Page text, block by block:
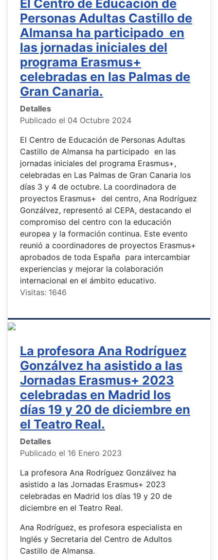
El Centro de Educación de
Personas Adultas Castillo de
Almansa ha participado en
las jornadas iniciales del
programa Erasmus+
celebradas en las Palmas de
Gran Canaria.
Detalles
Publicado el 04 Octubre 2024
El Centro de Educación de Personas Adultas
Castillo de Almansa ha participado en las
jornadas iniciales del programa Erasmus+,
celebradas en Las Palmas de Gran Canaria los
días 3 y 4 de octubre. La coordinadora de
proyectos Erasmus+ del centro, Ana Rodríguez
Gonzálvez, representó al CEPA, destacando el
compromiso del centro con la educación
europea y la formación continua. Este evento
reunió a coordinadores de proyectos Erasmus+
aprobados de toda España para intercambiar
experiencias y mejorar la colaboración
internacional en el ámbito educativo.
Visitas: 1646
La profesora Ana Rodríguez
Gonzálvez ha asistido a las
Jornadas Erasmus+ 2023
celebradas en Madrid los
días 19 y 20 de diciembre en
el Teatro Real.
Detalles
Publicado el 16 Enero 2023
La profesora Ana Rodríguez Gonzálvez ha
asistido a las Jornadas Erasmus+ 2023
celebradas en Madrid los días 19 y 20 de
diciembre en el Teatro Real.
Ana Rodríguez, es profesora especialista en
Inglés y Secretaria del Centro de Adultos
Castillo de Almansa.